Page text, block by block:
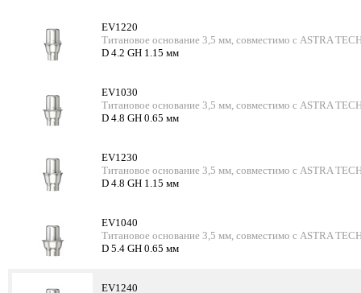
EV1220
Титановое основание 3,5 мм, совместимо с ASTRA
D 4.2 GH 1.15 мм
EV1030
Титановое основание 3,5 мм, совместимо с ASTRA
D 4.8 GH 0.65 мм
EV1230
Титановое основание 3,5 мм, совместимо с ASTRA
D 4.8 GH 1.15 мм
EV1040
Титановое основание 3,5 мм, совместимо с ASTRA
D 5.4 GH 0.65 мм
EV1240